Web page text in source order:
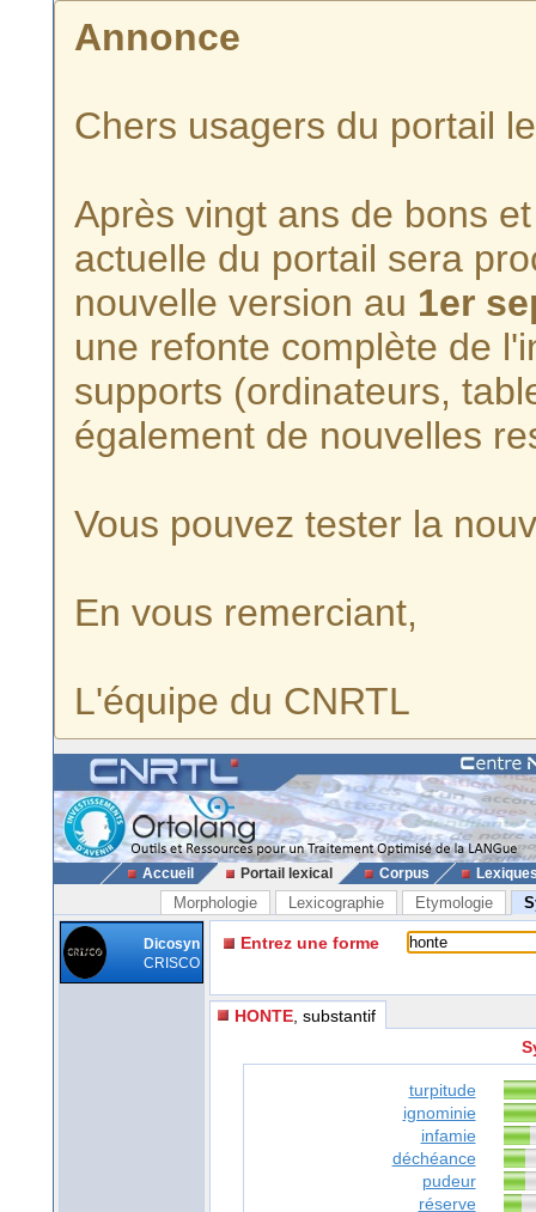
Annonce
Chers usagers du portail
Après vingt ans de bons
actuelle du portail sera
nouvelle version au 1er
une refonte complète de
supports (ordinateurs,
également de nouvelles
Vous pouvez tester la
En vous remerciant,
L'équipe du CNRTL
Accueil Portail lexical Corpus
Morphologie Lexicographie Etymologie
Dicosyn
CRISCO
Entrez une forme
HONTE , substantif
turpitude
ignominie
infamie
déchéance
pudeur
réserve